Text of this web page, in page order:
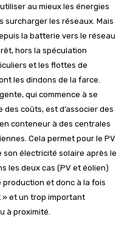
au mieux les énergies
surcharger les réseaux. Mais
la batterie vers le réseau
hors la spéculation
et les flottes de
les dindons de la farce.
qui commence à se
coûts, est d’associer des
conteneur à des centrales
Cela permet pour le PV
électricité solaire après le
les deux cas (PV et éolien)
production et donc à la fois
» et un trop important
à proximité.